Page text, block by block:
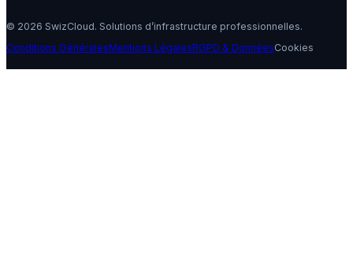
© 2026 SwizCloud. Solutions d’infrastructure professionnelles.
Conditions GénéralesMentions LégalesRGPD & DonnéesCookies